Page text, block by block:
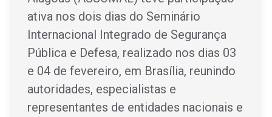
ativa nos dois dias do Seminário
Internacional Integrado de Segurança
Pública e Defesa, realizado nos dias 03
e 04 de fevereiro, em Brasília, reunindo
autoridades, especialistas e
representantes de entidades nacionais e